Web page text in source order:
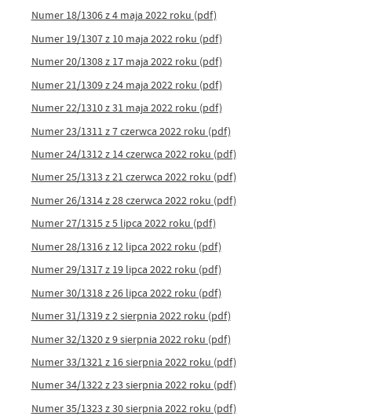
Numer 18/1306 z 4 maja 2022 roku (pdf)
Numer 19/1307 z 10 maja 2022 roku (pdf)
Numer 20/1308 z 17 maja 2022 roku (pdf)
Numer 21/1309 z 24 maja 2022 roku (pdf)
Numer 22/1310 z 31 maja 2022 roku (pdf)
Numer 23/1311 z 7 czerwca 2022 roku (pdf)
Numer 24/1312 z 14 czerwca 2022 roku (pdf)
Numer 25/1313 z 21 czerwca 2022 roku (pdf)
Numer 26/1314 z 28 czerwca 2022 roku (pdf)
Numer 27/1315 z 5 lipca 2022 roku (pdf)
Numer 28/1316 z 12 lipca 2022 roku (pdf)
Numer 29/1317 z 19 lipca 2022 roku (pdf)
Numer 30/1318 z 26 lipca 2022 roku (pdf)
Numer 31/1319 z 2 sierpnia 2022 roku (pdf)
Numer 32/1320 z 9 sierpnia 2022 roku (pdf)
Numer 33/1321 z 16 sierpnia 2022 roku (pdf)
Numer 34/1322 z 23 sierpnia 2022 roku (pdf)
Numer 35/1323 z 30 sierpnia 2022 roku (pdf)